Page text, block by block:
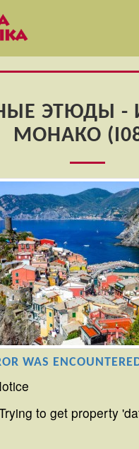
ЭТЮДЫ -
МОНАКО
WAS
to get property